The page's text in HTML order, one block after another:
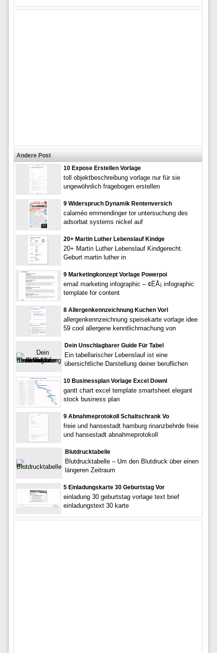
Andere Post
10 Expose Erstellen Vorlage
toll objektbeschreibung vorlage nur für sie
ungewöhnlich fragebogen erstellen
9 Widerspruch Dynamik Rentenversich
calaméo emmendinger tor untersuchung des
adsorbat systems nickel auf
20+ Martin Luther Lebenslauf Kindge
20+ Martin Luther Lebenslauf Kindgerecht.
Geburt martin luther in
9 Marketingkonzept Vorlage Powerpoi
email marketing infographic – ¢ËÅ¡ infographic
template for content
8 Allergenkennzeichnung Kuchen Vorl
allergenkennzeichnung speisekarte vorlage idee
59 cool allergene kenntlichmachung von
Dein Unschlagbarer Guide Für Tabel
Ein tabellarischer Lebenslauf ist eine
übersichtliche Darstellung deiner beruflichen
10 Businessplan Vorlage Excel Downl
gantt chart excel template smartsheet elegant
stock business plan
9 Abnahmeprotokoll Schaltschrank Vo
freie und hansestadt hamburg rinanzbehrde freie
und hansestadt abnahmeprotokoll
Blutdrucktabelle
Blutdrucktabelle – Um den Blutdruck über einen
längeren Zeitraum
5 Einladungskarte 30 Geburtstag Vor
einladung 30 geburtstag vorlage text brief
einladungstext 30 karte